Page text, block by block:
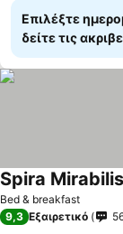
Επιλέξτε
δείτε τις
Bed & breakfast
Spira
9,3 Εξαιρετικό